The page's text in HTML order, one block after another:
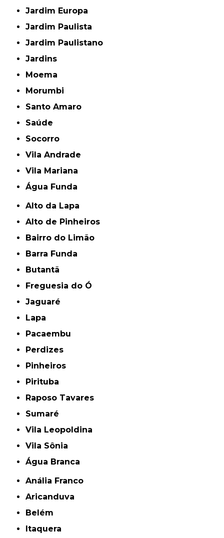
Jardim Europa
Jardim Paulista
Jardim Paulistano
Jardins
Moema
Morumbi
Santo Amaro
Saúde
Socorro
Vila Andrade
Vila Mariana
Água Funda
Alto da Lapa
Alto de Pinheiros
Bairro do Limão
Barra Funda
Butantã
Freguesia do Ó
Jaguaré
Lapa
Pacaembu
Perdizes
Pinheiros
Pirituba
Raposo Tavares
Sumaré
Vila Leopoldina
Vila Sônia
Água Branca
Anália Franco
Aricanduva
Belém
Itaquera